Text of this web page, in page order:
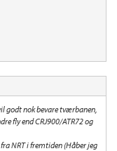
godt nok bevare tværbanen,
fly end CRJ900/ATR72 og
NRT i fremtiden (Håber jeg